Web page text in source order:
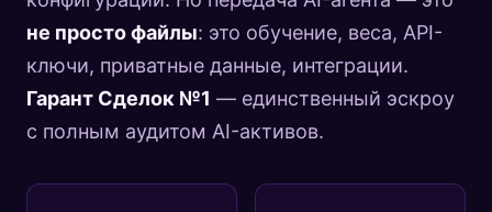
не просто файлы: это обучение, веса, API-
ключи, приватные данные, интеграции.
Гарант Сделок №1 — единственный эскроу
с полным аудитом AI-активов.